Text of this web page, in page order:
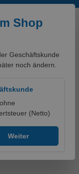
Shop
Geschäftskunde
noch ändern.
(Netto)
Weiter